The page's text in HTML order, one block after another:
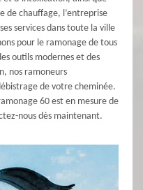
de chauffage, l’entreprise
services dans toute la ville
pour le ramonage de tous
outils modernes et des
nos ramoneurs
de votre cheminée.
60 est en mesure de
nous dès maintenant.